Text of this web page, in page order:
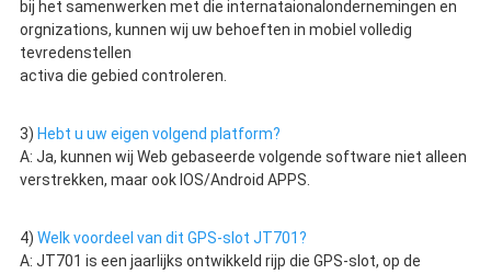
bij het samenwerken met die internataionalondernemingen en
orgnizations, kunnen wij uw behoeften in mobiel volledig
tevredenstellen
activa die gebied controleren.
3) Hebt u uw eigen volgend platform?
A: Ja, kunnen wij Web gebaseerde volgende software niet alleen
verstrekken, maar ook IOS/Android APPS.
4) Welk voordeel van dit GPS-slot JT701?
A: JT701 is een jaarlijks ontwikkeld rijp die GPS-slot, op de